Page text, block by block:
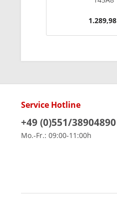
Service Hotline
+49 (0)551/38904890
Mo.-Fr.: 09:00-11:00h